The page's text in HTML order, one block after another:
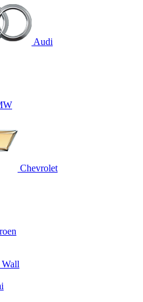
Audi
Chevrolet
Wall